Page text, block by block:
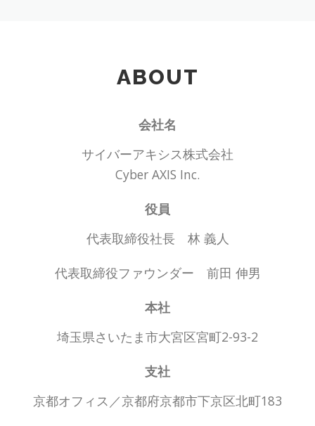
ABOUT
会社名
サイバーアキシス株式会社
Cyber AXIS Inc.
役員
代表取締役社長 林 義人
代表取締役ファウンダー 前田 伸男
本社
埼玉県さいたま市大宮区宮町2-93-2
支社
京都オフィス／京都府京都市下京区北町183